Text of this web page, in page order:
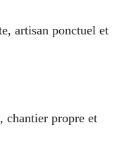
artisan ponctuel et
chantier propre et